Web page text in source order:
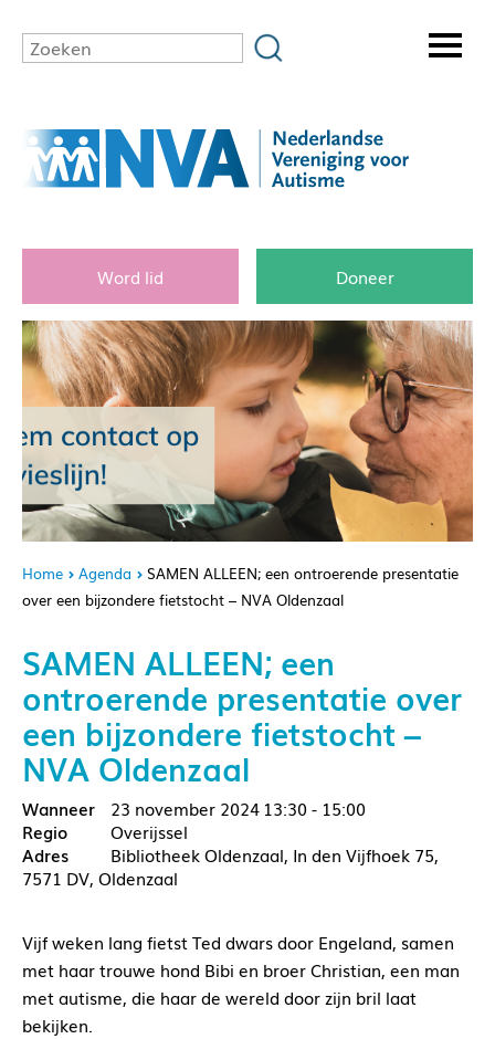
Word lid Doneer
Home Agenda
SAMEN ALLEEN; een ontroerende presentatie
over een bijzondere fietstocht – NVA Oldenzaal
SAMEN ALLEEN; een
ontroerende presentatie over
een bijzondere fietstocht –
NVA Oldenzaal
23 november 2024 13:30 - 15:00
Overijssel
Bibliotheek Oldenzaal, In den Vijfhoek 75,
7571 DV, Oldenzaal
Vijf weken lang fietst Ted dwars door Engeland, samen
met haar trouwe hond Bibi en broer Christian, een man
met autisme, die haar de wereld door zijn bril laat
bekijken.